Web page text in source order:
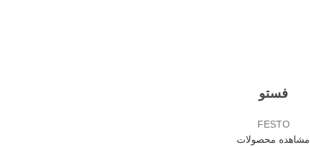
فستو
FESTO
مشاهده محصولات